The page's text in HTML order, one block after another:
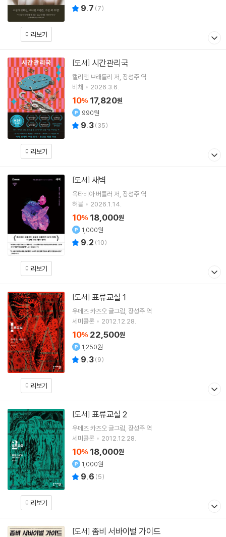
미리보기
9.7 (7)
미리보기
[도서] 시간관리국
캘리앤 브래들리 저 장성주 역
비채
2026.3.6.
10% 17,820원
990원
9.3(35)
미리보기
[도서] 새벽
옥타비아 버틀러 저 장성주 역
허블
2026.1.14.
10% 18,000원
1,000원
9.2 (10)
미리보기
[도서] 표류교실 1
우메즈 카즈오 글그림 장성주 역
세미콜론
2012.12.28.
10% 22,500원
1,250원
9.3(9)
미리보기
[도서] 표류교실 2
우메즈 카즈오 글그림 장성주 역
세미콜론
2012.12.28.
10% 18,000원
1,000원
9.6 (5)
[도서] 좀비 서바이벌 가이드